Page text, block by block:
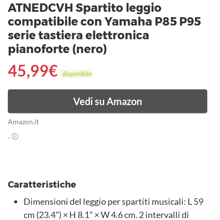
ATNEDCVH Spartito leggio
compatibile con Yamaha P85 P95
serie tastiera elettronica
pianoforte (nero)
45,99€ disponibile
Vedi su Amazon
Amazon.it
.
Caratteristiche
Dimensioni del leggio per spartiti musicali: L 59
cm (23.4") × H 8.1" × W 4.6 cm. 2 intervalli di